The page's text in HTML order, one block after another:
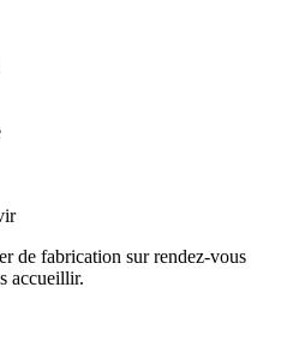
de fabrication sur rendez-vous
accueillir.